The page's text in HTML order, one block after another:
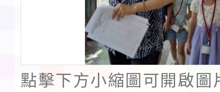
點擊下方小縮圖可開啟圖